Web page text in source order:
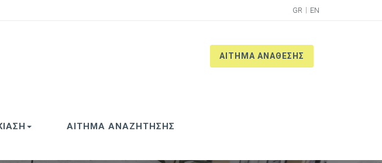
GR EN
ΑΙΤΗΜΑ ΑΝΑΘΕΣΗΣ
ΑΙΤΗΜΑ ΑΝΑΖΗΤΗΣΗΣ